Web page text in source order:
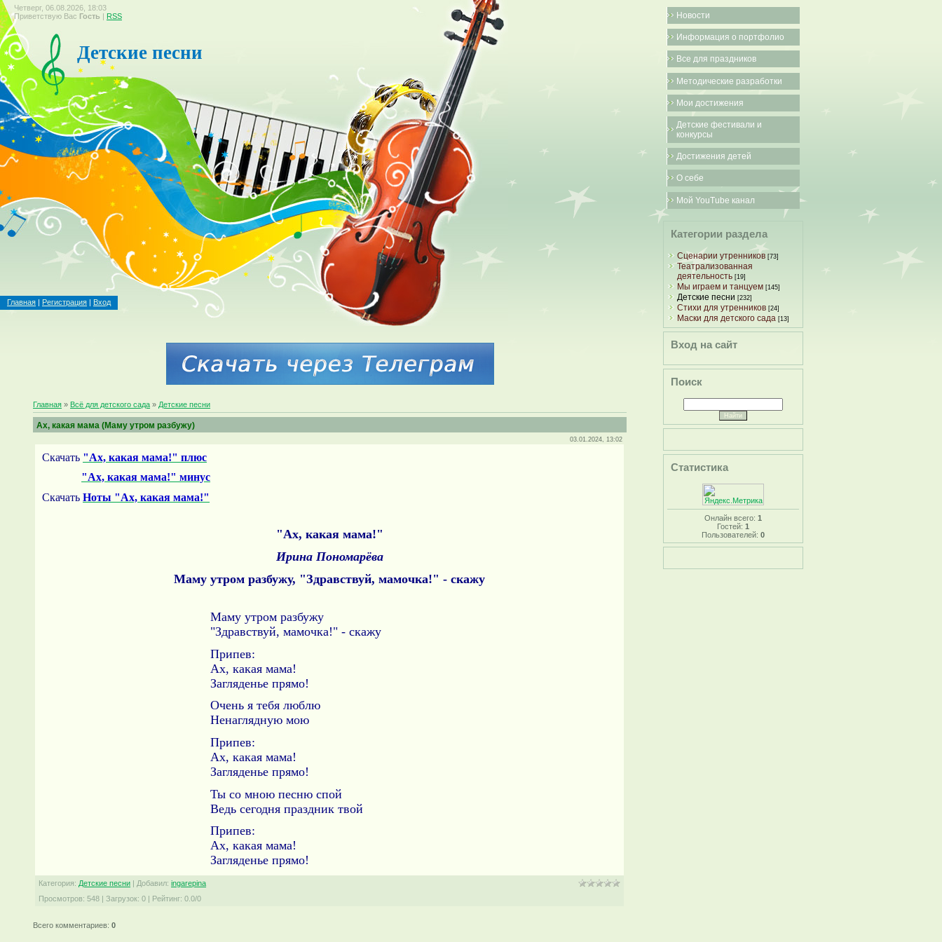
Четверг, 06.08.2026, 18:03
Приветствую Вас Гость | RSS
Детские песни
Главная | Регистрация | Вход
Главная » Всё для детского сада » Детские песни
Ах, какая мама (Маму утром разбужу)
03.01.2024, 13:02
Скачать "Ах, какая мама!" плюс
"Ах, какая мама!" минус
СкачатьНоты "Ах, какая мама!"
"Ах, какая мама!"
Ирина Пономарёва
Маму утром разбужу, "Здравствуй, мамочка!" - скажу
Маму утром разбужу
"Здравствуй, мамочка!" - скажу
Припев:
Ах, какая мама!
Загляденье прямо!
Очень я тебя люблю
Ненаглядную мою
Припев:
Ах, какая мама!
Загляденье прямо!
Ты со мною песню спой
Ведь сегодня праздник твой
Припев:
Ах, какая мама!
Загляденье прямо!
Категория: Детские песни | Добавил: ingarepina
Просмотров: 548 |Загрузок: 0 | Рейтинг: 0.0/0
Всего комментариев:0
Новости
Информация о портфолио
Все для праздников
Методические разработки
Мои достижения
Детские фестивали и
конкурсы
Достижения детей
О себе
Мой YouTube канал
Категории раздела
Сценарии утренников [73]
Театрализованная
деятельность [19]
Мы играем и танцуем [145]
Детские песни [232]
Стихи для утренников [24]
Маски для детского сада [13]
Вход на сайт
Поиск
Статистика
Онлайн всего: 1
Гостей: 1
Пользователей: 0